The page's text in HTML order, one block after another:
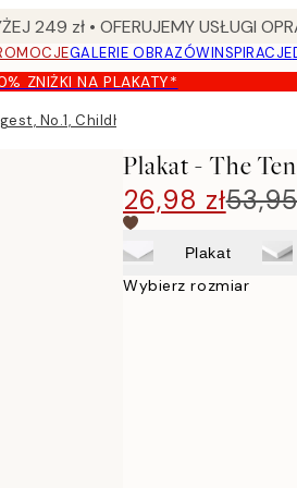
249 zł • OFERUJEMY USŁUGI
GALERIE OBRAZÓWINSPIRACJE
ZNIŻKI NA PLAKATY*
No.1, Childhood by Hilma af Klint
Plakat - The
26,98 zł
Plakat
Wybierz rozmiar